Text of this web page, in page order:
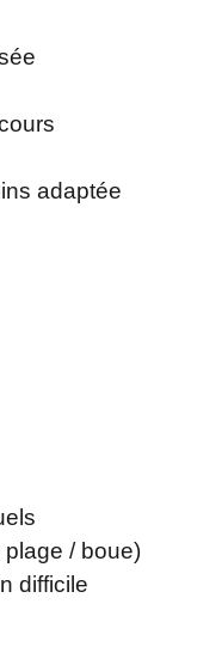
adaptée
/ boue)
difficile